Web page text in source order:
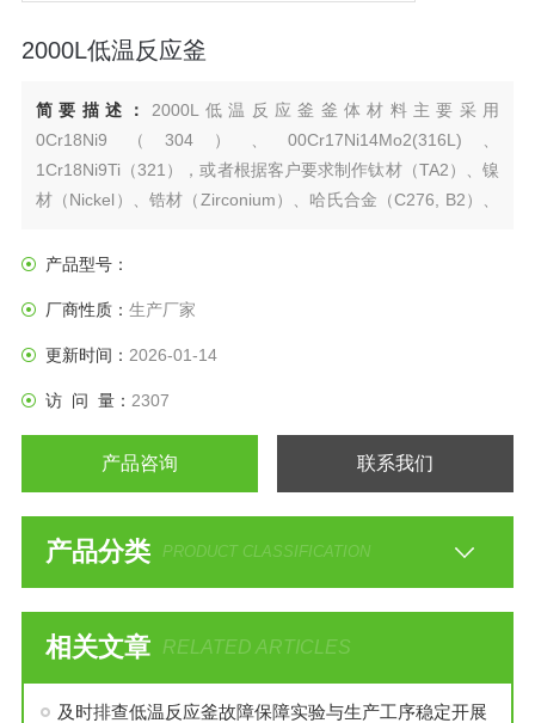
2000L低温反应釜
简要描述： 2000L低温反应釜釜体材料主要采用
0Cr18Ni9（304）、00Cr17Ni14Mo2(316L)、
1Cr18Ni9Ti（321），或者根据客户要求制作钛材（TA2）、镍
材（Nickel）、锆材（Zirconium）、哈氏合金（C276, B2）、
产品型号：
厂商性质： 生产厂家
更新时间： 2026-01-14
访 问 量： 2307
产品咨询 联系我们
产品分类 PRODUCT CLASSIFICATION
相关文章 RELATED ARTICLES
及时排查低温反应釜故障保障实验与生产工序稳定开展